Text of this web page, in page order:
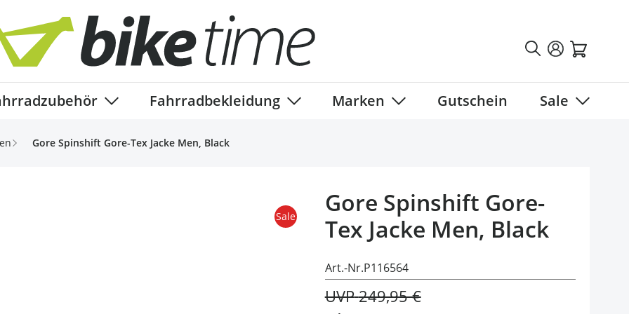
Show submenu for Fahrradzubehör category
Fahrradbekleidung Marken Gutschein Sale
Gore Spinshift Gore-Tex Jacke Men, Black
Gore Spinshift Gore-
Tex Jacke Men, Black
Art.-Nr.P116564
UVP 249,95 €
Sale